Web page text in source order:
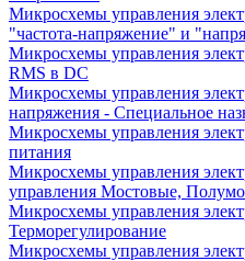
Микросхемы управления
"частота-напряжение" и
Микросхемы управления
RMS в DC
Микросхемы управления
напряжения - Специальное
Микросхемы управления
питания
Микросхемы управления
управления Мостовые,
Микросхемы управления
Терморегулирование
Микросхемы управления